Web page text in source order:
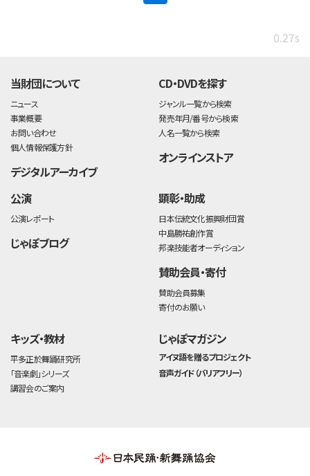
0.27s
当財団について
ニュース
事業概要
お問い合わせ
個人情報保護方針
デジタルアーカイブ
CD・DVDを探す
ジャンル一覧から検索
発売年月/番号から検索
人名一覧から検索
オンラインストア
公演
公演レポート
じゃぽブログ
顕彰・助成
日本伝統文化振興財団賞
中島勝祐創作賞
邦楽技能者オーディション
賛助会員・寄付
賛助会員募集
寄付のお願い
キッズ・教材
平多正於舞踊研究所
「音楽劇」シリーズ
講習会のご案内
じゃぽマガジン
アイヌ語を贈るプロジェクト
音声ガイド（バリアフリー）